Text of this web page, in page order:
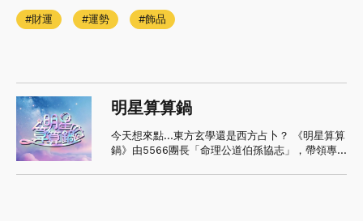
財運 運勢 飾品
明星算算鍋
今天想來點...東方玄學還是西方占卜？ 《明星算算
鍋》由5566團長「命理公道伯孫協志」，帶領專